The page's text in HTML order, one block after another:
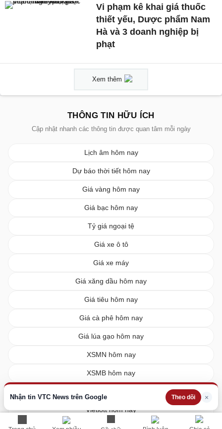
Nhận tin VTC News trên Google Theo dõi ×
Vi phạm kê khai giá thuốc
thiết yếu, Dược phẩm Nam
Hà và 3 doanh nghiệp bị
phạt
Xem thêm
THÔNG TIN HỮU ÍCH
Cập nhật nhanh các thông tin được quan tâm mỗi ngày
Lịch âm hôm nay
Dự báo thời tiết hôm nay
Giá vàng hôm nay
Giá bạc hôm nay
Tỷ giá ngoại tệ
Giá xe ô tô
Giá xe máy
Giá xăng dầu hôm nay
Giá tiêu hôm nay
Giá cà phê hôm nay
Giá lúa gạo hôm nay
XSMN hôm nay
XSMB hôm nay
Vietlott hôm nay